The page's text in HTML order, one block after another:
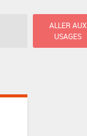
ALLER AUX
USAGES